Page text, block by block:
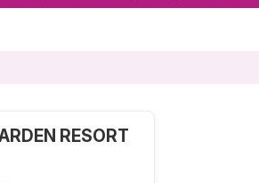
RESORT